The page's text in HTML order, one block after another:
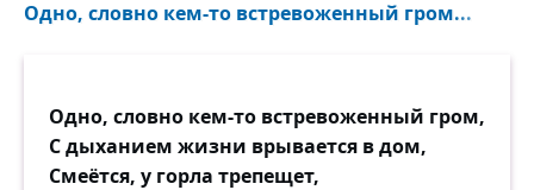
Одно, словно кем-то встревоженный гром...
Одно, словно кем-то встревоженный гром,
С дыханием жизни врывается в дом,
Смеётся, у горла трепещет,